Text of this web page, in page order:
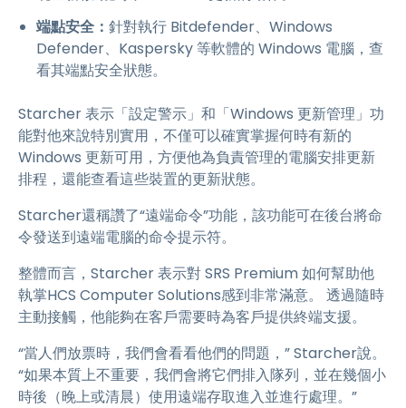
端點安全： 針對執行 Bitdefender、Windows
Defender、Kaspersky 等軟體的 Windows 電腦，查
看其端點安全狀態。
Starcher 表示「設定警示」和「Windows 更新管理」功
能對他來說特別實用，不僅可以確實掌握何時有新的
Windows 更新可用，方便他為負責管理的電腦安排更新
排程，還能查看這些裝置的更新狀態。
Starcher還稱讚了“遠端命令”功能，該功能可在後台將命
令發送到遠端電腦的命令提示符。
整體而言，Starcher 表示對 SRS Premium 如何幫助他
執掌HCS Computer Solutions感到非常滿意。 透過隨時
主動接觸，他能夠在客戶需要時為客戶提供終端支援。
“當人們放票時，我們會看看他們的問題，” Starcher說。
“如果本質上不重要，我們會將它們排入隊列，並在幾個小
時後（晚上或清晨）使用遠端存取進入並進行處理。”